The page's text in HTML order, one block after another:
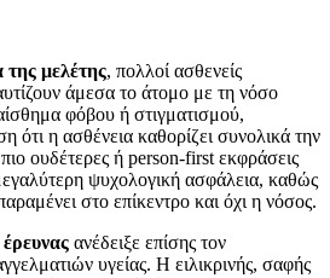
μελέτης, πολλοί ασθενείς
άμεσα το άτομο με τη νόσο
φόβου ή στιγματισμού,
ότι η ασθένεια καθορίζει συνολικά την
ουδέτερες ή person-first εκφράσεις
ψυχολογική ασφάλεια, καθώς
στο επίκεντρο και όχι η νόσος.
ανέδειξε επίσης τον
υγείας. Η ειλικρινής, σαφής